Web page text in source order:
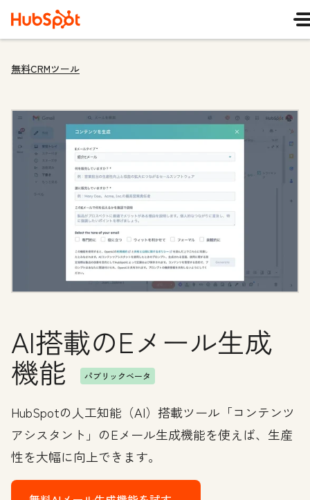
無料CRMツール
AI搭載のEメール生成
機能 パブリックベータ
HubSpotの人工知能（AI）搭載ツール「コンテンツ
アシスタント」のEメール生成機能を使えば、生産
性を大幅に向上できます。